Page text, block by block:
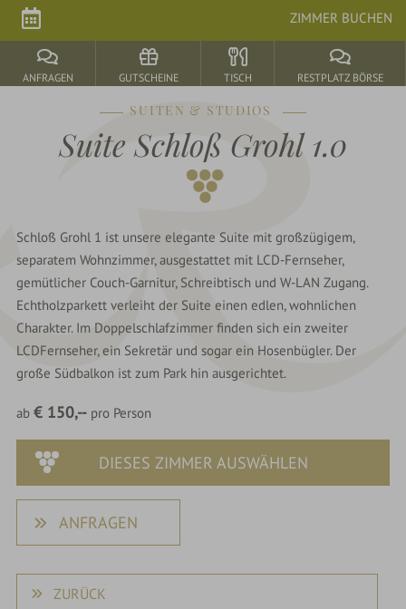
ZIMMER BUCHEN
ANFRAGEN GUTSCHEINE TISCH RESTPLATZ BÖRSE
Genuss
&
Feiern
SUITEN & STUDIOS
Suite Schloß Grohl 1.0
Schloß Grohl 1 ist unsere elegante Suite mit großzügigem,
separatem Wohnzimmer, ausgestattet mit LCD-Fernseher,
gemütlicher Couch-Garnitur, Schreibtisch und W-LAN Zugang.
Echtholzparkett verleiht der Suite einen edlen, wohnlichen
Charakter. Im Doppelschlafzimmer finden sich ein zweiter
LCDFernseher, ein Sekretär und sogar ein Hosenbügler. Der
große Südbalkon ist zum Park hin ausgerichtet.
ab € 150,-- pro Person
DIESES ZIMMER AUSWÄHLEN
ANFRAGEN
ZURÜCK